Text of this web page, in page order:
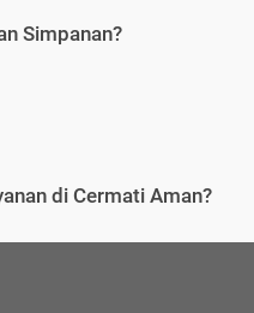
Simpanan?
di Cermati Aman?